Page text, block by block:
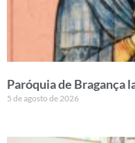
Paróquia de Bragança
5 de agosto de 2026